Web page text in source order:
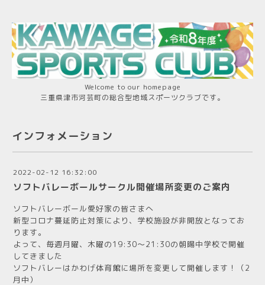
Welcome to our homepage
三重県津市河芸町の総合型地域スポーツクラブです。
インフォメーション
2022-02-12 16:32:00
ソフトバレーボールサークル開催場所変更のご案内
ソフトバレーボール愛好家の皆さまへ
新型コロナ蔓延防止対策により、学校施設が非開放となってお
ります。
よって、毎週月曜、木曜の19:30～21:30の朝暘中学校で開催
してきました
ソフトバレーはかわげ体育館に場所を変更して開催します！（2
月中）